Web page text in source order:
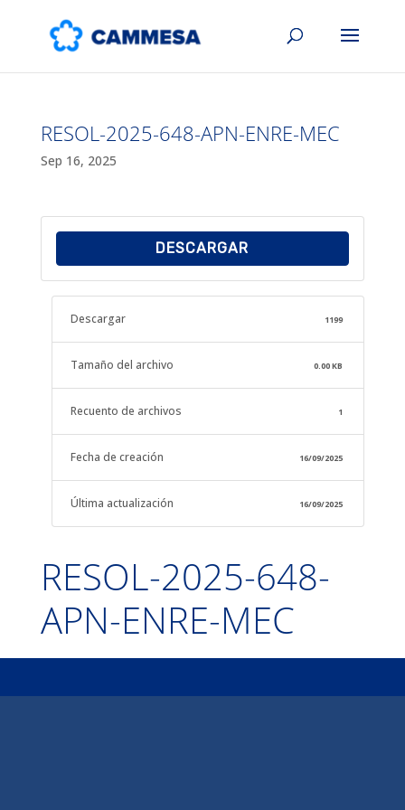
RESOL-2025-648-APN-ENRE-MEC
Sep 16, 2025
DESCARGAR
Descargar 1199
Tamaño del archivo 0.00 KB
Recuento de archivos 1
Fecha de creación 16/09/2025
Última actualización 16/09/2025
RESOL-2025-648-
APN-ENRE-MEC